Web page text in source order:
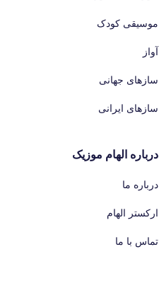
موسیقی کودک
آواز
سازهای جهانی
سازهای ایرانی
درباره الهام موزیک
درباره ما
ارکستر الهام
تماس با ما